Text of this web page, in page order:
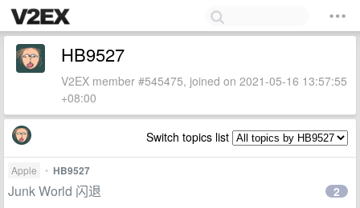
HB9527
V2EX member #545475, joined on 2021-05-16 13:57:55
+08:00
Switch topics list
Apple • HB9527
Junk World 闪退 2